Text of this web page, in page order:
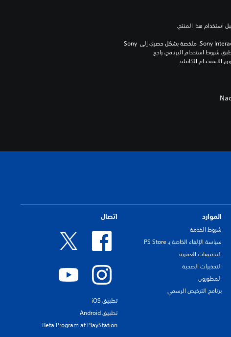
برامج مكتبة ©Sony Interactive Entertainment Inc. ملخصة بشكل حصري إلى Sony
الموارد
شروط الخدمة
سياسة الإلغاء الخاصة بـ PS Store
التصنيفات العمرية
التحذيرات الصحية
المطورون
برنامج الترخيص الرسمي
اتصال
تطبيق iOS
تطبيق Android
Beta Program at PlayStation